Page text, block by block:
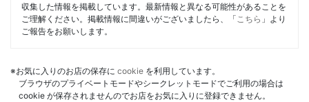
収集した情報を掲載しています。最新情報と異なる可能性があることを
ご理解ください。掲載情報に間違いがございましたら、「 こちら 」より
ご報告をお願いします。
※お気に入りのお店の保存に cookie を利用しています。
ブラウザのプライベートモードやシークレットモードでご利用の場合は
cookie が保存されませんのでお店をお気に入りに登録できません。